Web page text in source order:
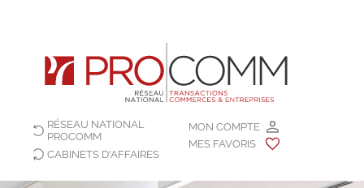
MON COMPTE
MES FAVORIS
RÉSEAU NATIONAL
PROCOMM
CABINETS D'AFFAIRES